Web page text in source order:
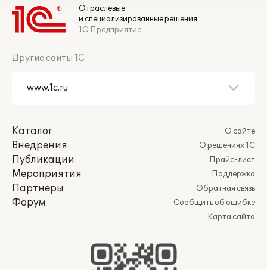
Отраслевые
и специализированные решения
1С:Предприятие
Другие сайты 1С
Каталог
Внедрения
Публикации
Мероприятия
Партнеры
Форум
О сайте
О решениях 1С
Прайс-лист
Поддержка
Обратная связь
Сообщить об ошибке
Карта сайта